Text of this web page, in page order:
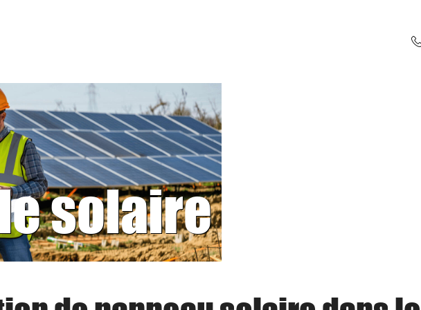
solaire